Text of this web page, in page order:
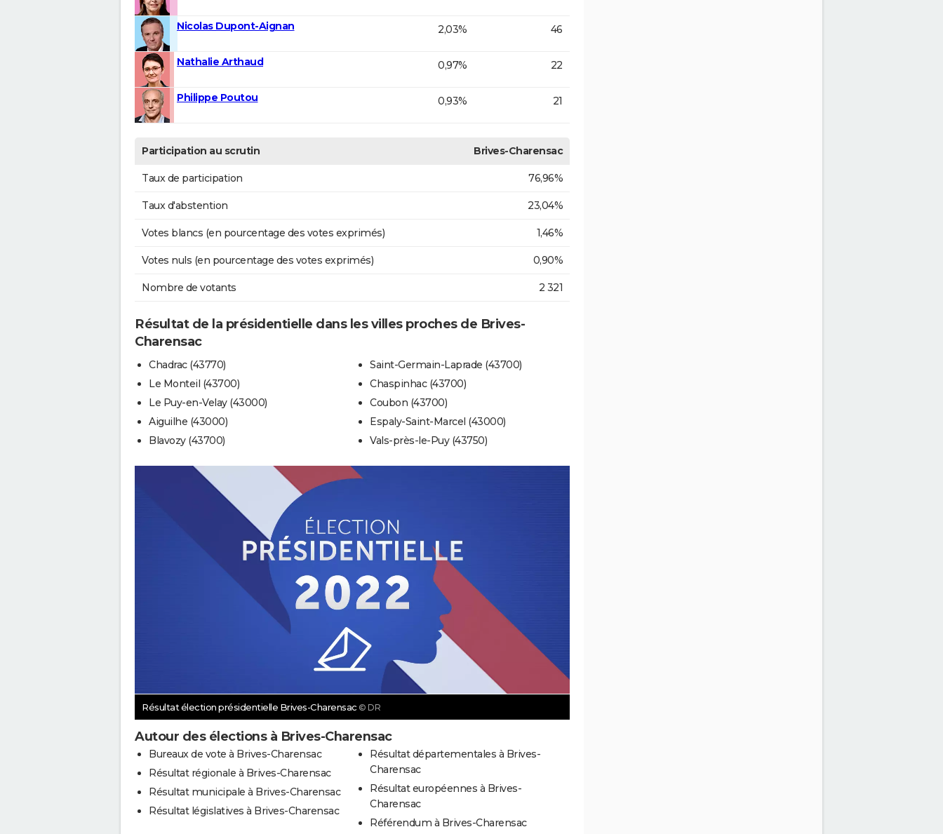
Nicolas Dupont-Aignan 2,03% 46
Nathalie Arthaud 0,97% 22
Philippe Poutou 0,93% 21
Participation au scrutin Brives-Charensac
Taux de participation 76,96%
Taux d'abstention 23,04%
Votes blancs (en pourcentage des votes exprimés) 1,46%
Votes nuls (en pourcentage des votes exprimés) 0,90%
Nombre de votants 2 321
Résultat de la présidentielle dans les villes proches de Brives-
Charensac
Chadrac (43770)
Le Monteil (43700)
Le Puy-en-Velay (43000)
Aiguilhe (43000)
Blavozy (43700)
Saint-Germain-Laprade (43700)
Chaspinhac (43700)
Coubon (43700)
Espaly-Saint-Marcel (43000)
Vals-près-le-Puy (43750)
Résultat élection présidentielle Brives-Charensac © DR
Autour des élections à Brives-Charensac
Bureaux de vote à Brives-Charensac
Résultat régionale à Brives-Charensac
Résultat municipale à Brives-Charensac
Résultat législatives à Brives-Charensac
Résultat départementales à Brives-
Charensac
Résultat européennes à Brives-
Charensac
Référendum à Brives-Charensac